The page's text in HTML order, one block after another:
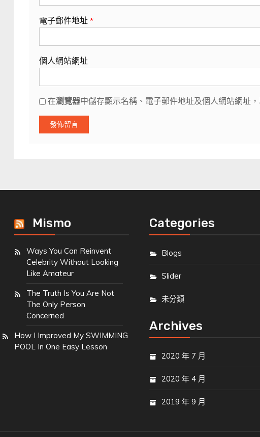
電子郵件地址 *
個人網站網址
在瀏覽器中儲存顯示名稱、電子郵件地址及個人網站網址
Mismo
Ways You Can Reinvent
Celebrity Without Looking
Like Amateur
The Truth Is You Are Not
The Only Person
Concerned
How I Improved My SWIMMING
POOL In One Easy Lesson
Categories
Blogs
Slider
未分類
Archives
2020 年 7 月
2020 年 4 月
2019 年 9 月